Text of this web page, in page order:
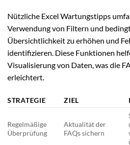
Nützliche Excel Wartungstipps
Verwendung von Filtern und
Übersichtlichkeit zu erhöhen und
identifizieren. Diese Funktionen
Visualisierung von Daten, was die
erleichtert.
STRATEGIE ZIEL
Regelmäßige
Überprüfung
Aktualität der
FAQs sichern